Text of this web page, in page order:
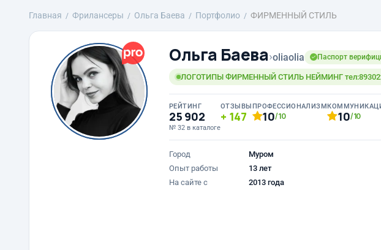
Главная Фрилансеры Ольга Баева Портфолио ФИРМЕННЫЙ СТИЛЬ
Ольга Баева›oliaolia Паспорт
ЛОГОТИПЫ ФИРМЕННЫЙ СТИЛЬ НЕЙМИНГ
РЕЙТИНГ
25 902
№ 32 в каталоге
ОТЗЫВЫ
147
ПРОФЕССИОНАЛИЗМ
10/10 10/10
Город
Муром
Опыт работы
13 лет
На сайте с
2013 года